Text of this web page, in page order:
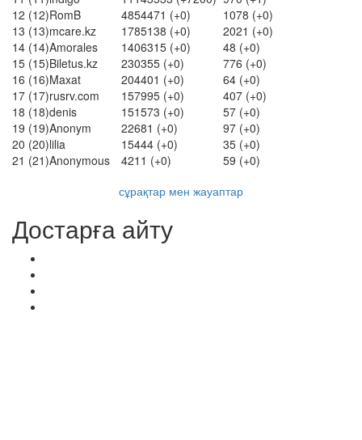
12 (12)RomB 4854471 (+0) 1078 (+0)
13 (13)mcare.kz 1785138 (+0) 2021 (+0)
14 (14)Amorales 1406315 (+0) 48 (+0)
15 (15)Biletus.kz 230355 (+0) 776 (+0)
16 (16)Maxat 204401 (+0) 64 (+0)
17 (17)rusrv.com 157995 (+0) 407 (+0)
18 (18)denis 151573 (+0) 57 (+0)
19 (19)Anonym 22681 (+0) 97 (+0)
20 (20)lilia 15444 (+0) 35 (+0)
21 (21)Anonymous 4211 (+0) 59 (+0)
сұрақтар мен жауаптар
Достарға айту